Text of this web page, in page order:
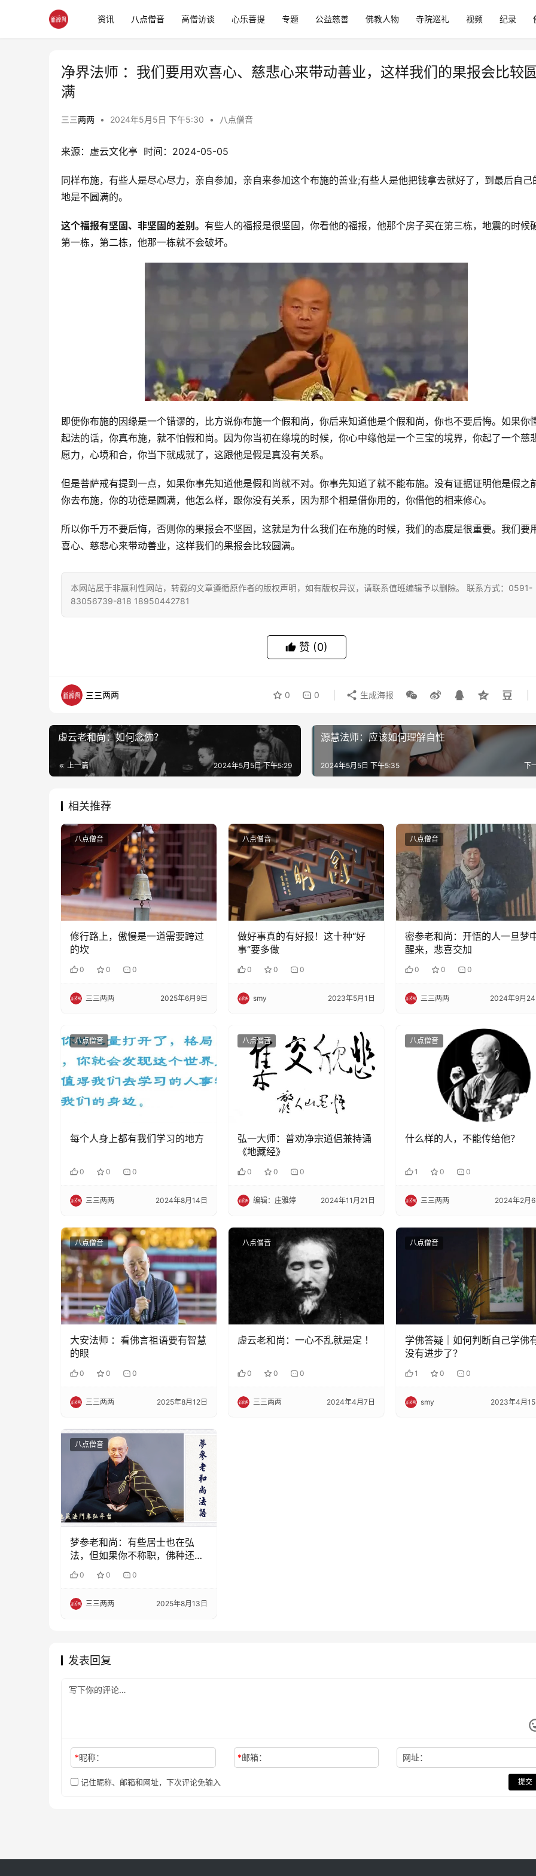
资讯 八点僧音 高僧访谈 心乐菩提 专题 公益慈善 佛教人物 寺院巡礼 视频 纪录
净界法师 ：我们要用欢喜心、慈悲心来带动善业，这样我们的果报会比较
满
三三两两 • 2024年5月5日 下午5:30 • 八点僧音
来源：虚云文化亭  时间：2024-05-05
同样布施，有些人是尽心尽力，亲自参加，亲自来参加这个布施的善业;有些人是他把钱拿去就好了，到最后自己
地是不圆满的。
这个福报有坚固、非坚固的差别。 有些人的福报是很坚固，你看他的福报，他那个房子买在第三栋，地震的时候
第一栋，第二栋，他那一栋就不会破坏。
即便你布施的因缘是一个错谬的，比方说你布施一个假和尚，你后来知道他是个假和尚，你也不要后悔。如果你
起法的话，你真布施，就不怕假和尚。因为你当初在缘境的时候，你心中缘他是一个三宝的境界，你起了一个慈
愿力，心境和合，你当下就成就了，这跟他是假是真没有关系。
但是菩萨戒有提到一点，如果你事先知道他是假和尚就不对。你事先知道了就不能布施。没有证据证明他是假之
你去布施，你的功德是圆满，他怎么样，跟你没有关系，因为那个相是借你用的，你借他的相来修心。
所以你千万不要后悔，否则你的果报会不坚固，这就是为什么我们在布施的时候，我们的态度是很重要。我们要
喜心、慈悲心来带动善业，这样我们的果报会比较圆满。
本网站属于非赢利性网站，转载的文章遵循原作者的版权声明，如有版权异议，请联系值班编辑予以删除。 联系方式：0591-
83056739-818 18950442781
赞 (0)
三三两两 0 0 生成海报
虚云老和尚：​如何念佛​？
上一篇 2024年5月5日 下午5:29
源慧法师：应该如何理解自性
下
2024年5月5日 下午5:35
相关推荐
八点僧音
修行路上，傲慢是一道需要跨过
的坎
0 0 0
三三两两 2025年6月9日
八点僧音
做好事真的有好报！这十种“好
事”要多做
0 0 0
smy 2023年5月1日
八点僧音
密参老和尚：开悟的人一旦梦
醒来，悲喜交加
0 0 0
三三两两 2024年9月
八点僧音
每个人身上都有我们学习的地方
0 0 0
三三两两 2024年8月14日
八点僧音
弘一大师：普劝净宗道侣兼持诵
《地藏经》
0 0 0
编辑：庄雅婷 2024年11月21日
八点僧音
什么样的人，不能传给他？
1 0 0
三三两两 2024年2月
八点僧音
大安法师 ：看佛言祖语要有智慧
的眼
0 0 0
三三两两 2025年8月12日
八点僧音
虚云老和尚：一心不乱就是定 ！
0 0 0
三三两两 2024年4月7日
八点僧音
学佛答疑｜如何判断自己学佛
没有进步了？
1 0 0
smy 2023年4月
八点僧音
梦参老和尚：有些居士也在弘
法，但如果你不称职，佛种还是
会断的
0 0 0
三三两两 2025年8月13日
发表回复
*昵称： *邮箱： 网址：
记住昵称、邮箱和网址，下次评论免输入 提交